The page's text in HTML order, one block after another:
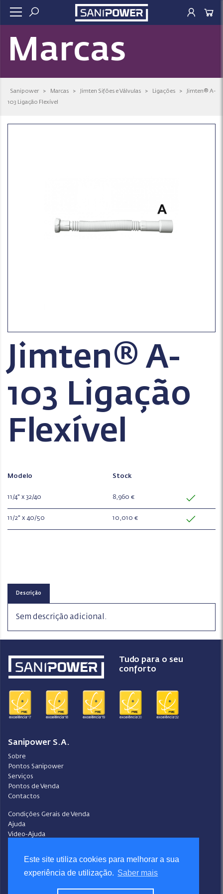
Este site utiliza cookies para melhorar a sua
experiência de utilização. Saber mais
Marcas
Sanipower > Marcas > Jimten Sifões e Válvulas > Ligações >
Jimten® A-
103 Ligação Flexível
Jimten® A-
103 Ligação
Flexível
Modelo Stock
11/4" x 32/40 8,960 €
11/2" x 40/50 10,010 €
Descrição
Sem descrição adicional.
Tudo para o seu
conforto
Sanipower S.A.
Sobre
Pontos Sanipower
Serviços
Pontos de Venda
Contactos
Condições Gerais de Venda
Ajuda
Video-Ajuda
Livro de Reclamações
Siga a Sanipower